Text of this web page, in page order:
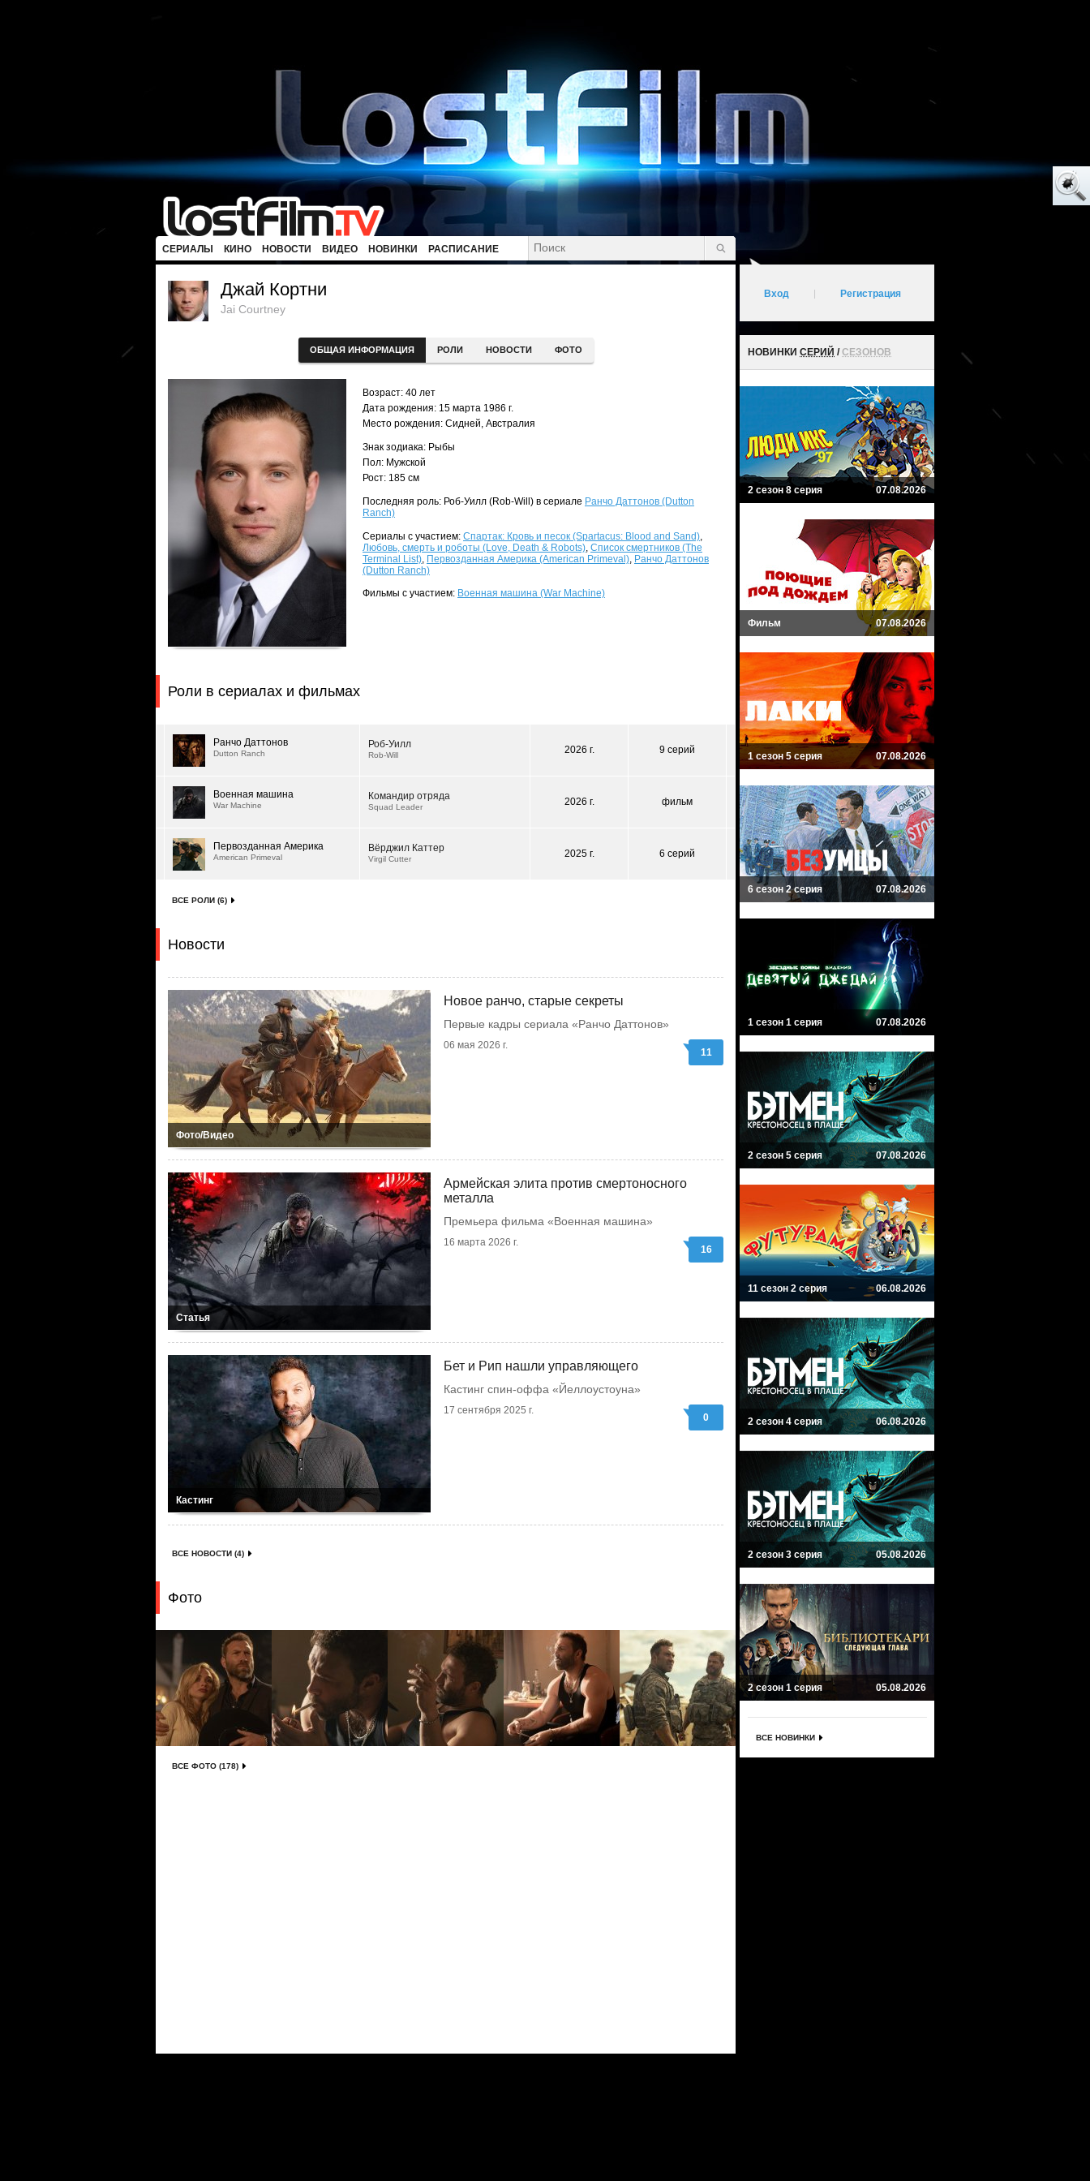
СЕРИАЛЫ КИНО НОВОСТИ ВИДЕО НОВИНКИ РАСПИСАНИЕ
Джай Кортни
Jai Courtney
ОБЩАЯ ИНФОРМАЦИЯ РОЛИ НОВОСТИ ФОТО
Возраст: 40 лет
Дата рождения: 15 марта 1986 г.
Место рождения: Сидней, Австралия
Знак зодиака: Рыбы
Пол: Мужской
Рост: 185 см
Последняя роль: Роб-Уилл (Rob-Will) в сериале Ранчо Даттонов (Dutton
Ranch)
Сериалы с участием: Спартак: Кровь и песок (Spartacus: Blood and Sand),
Любовь, смерть и роботы (Love, Death & Robots), Список смертников (The
Terminal List), Первозданная Америка (American Primeval), Ранчо Даттонов
(Dutton Ranch)
Фильмы с участием: Военная машина (War Machine)
Роли в сериалах и фильмах
Ранчо Даттонов
Dutton Ranch
Роб-Уилл
Rob-Will 2026 г. 9 серий
Военная машина
War Machine
Командир отряда
Squad Leader 2026 г. фильм
Первозданная Америка
American Primeval
Вёрджил Каттер
Virgil Cutter 2025 г. 6 серий
ВСЕ РОЛИ (6)
Новости
Фото/Видео
Новое ранчо, старые секреты
Первые кадры сериала «Ранчо Даттонов»
06 мая 2026 г.
11
Статья
Армейская элита против смертоносного
металла
Премьера фильма «Военная машина»
16 марта 2026 г.
16
Кастинг
Бет и Рип нашли управляющего
Кастинг спин-оффа «Йеллоустоуна»
17 сентября 2025 г.
0
ВСЕ НОВОСТИ (4)
Фото
ВСЕ ФОТО (178)
Вход Регистрация
НОВИНКИ СЕРИЙ /СЕЗОНОВ
2 сезон 8 серия 07.08.2026
Фильм 07.08.2026
1 сезон 5 серия 07.08.2026
6 сезон 2 серия 07.08.2026
1 сезон 1 серия 07.08.2026
2 сезон 5 серия 07.08.2026
11 сезон 2 серия 06.08.2026
2 сезон 4 серия 06.08.2026
2 сезон 3 серия 05.08.2026
2 сезон 1 серия 05.08.2026
ВСЕ НОВИНКИ